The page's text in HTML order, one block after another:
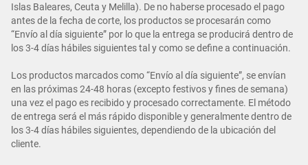
Islas Baleares, Ceuta y Melilla). De no haberse procesado el pago
antes de la fecha de corte, los productos se procesarán como
“Envío al día siguiente” por lo que la entrega se producirá dentro de
los 3-4 días hábiles siguientes tal y como se define a continuación.
Los productos marcados como “Envío al día siguiente”, se envían
en las próximas 24-48 horas (excepto festivos y fines de semana)
una vez el pago es recibido y procesado correctamente. El método
de entrega será el más rápido disponible y generalmente dentro de
los 3-4 días hábiles siguientes, dependiendo de la ubicación del
cliente.